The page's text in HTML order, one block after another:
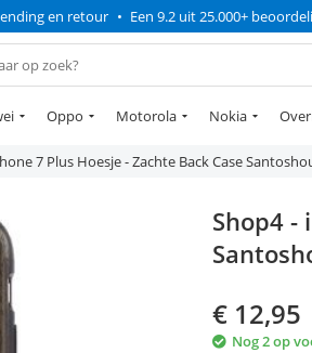
en retour • Een 9.2 uit 25.000+
Oppo Motorola Nokia
7 Plus Hoesje - Zachte Back Case
Shop4 -
€ 12,95
Nog 2 op